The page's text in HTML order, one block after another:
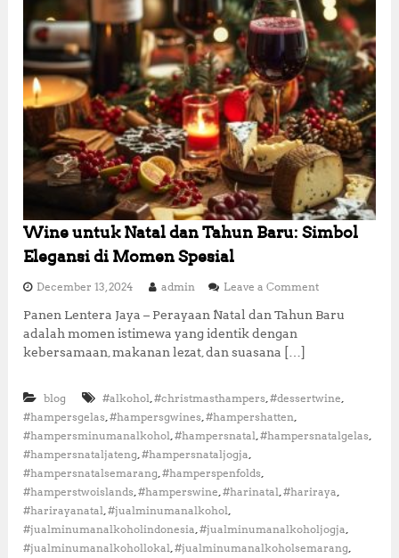
n
P
r
a
k
i
s
d
a
n
L
e
z
n
a
a
s
p
a
Wine untuk Natal dan Tahun Baru: Simbol
Elegansi di Momen Spesial
December 13, 2024 admin Leave a Commento
W
n
t
l
Panen Lentera Jaya – Perayaan Natal dan Tahun Baru
adalah momen istimewa yang identik dengan
kebersamaan, makanan lezat, dan suasana […]
blog #alkohol,#christmasthampers,#dessertwine,
#hampersgelas,#hampersgwines,#hampershatten,
#hampersminumanalkohol,#hampersnatal,#hampersnatalgelas,
#hampersnataljateng,#hampersnataljogja,
#hampersnatalsemarang,#hamperspenfolds,
#hamperstwoislands,#hamperswine,#harinatal,#hariraya,
#harirayanatal,#jualminumanalkohol,
#jualminumanalkoholindonesia,#jualminumanalkoholjogja,
#jualminumanalkohollokal,#jualminumanalkoholsemarang,